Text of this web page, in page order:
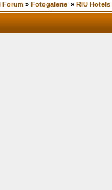
Forum » Fotogalerie » RIU